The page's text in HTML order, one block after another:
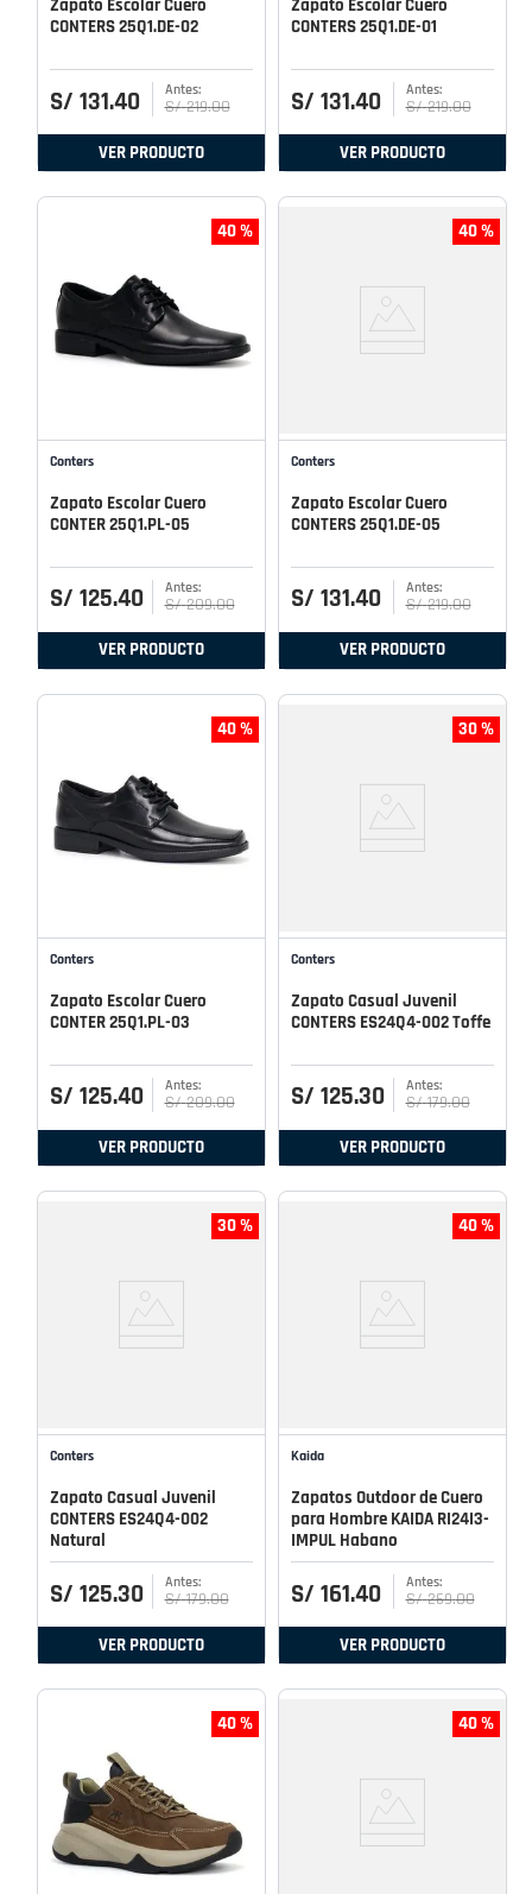
Zapato Escolar Cuero
CONTERS 25Q1.DE-02
S/ 131.40 S/ 219.00
VER PRODUCTO
Zapato Escolar Cuero
CONTERS 25Q1.DE-01
S/ 131.40 S/ 219.00
VER PRODUCTO
40 %
Conters
Zapato Escolar Cuero
CONTER 25Q1.PL-05
S/ 125.40 S/ 209.00
VER PRODUCTO
40 %
Conters
Zapato Escolar Cuero
CONTERS 25Q1.DE-05
S/ 131.40 S/ 219.00
VER PRODUCTO
40 %
Conters
Zapato Escolar Cuero
CONTER 25Q1.PL-03
S/ 125.40 S/ 209.00
VER PRODUCTO
30 %
Conters
Zapato Casual Juvenil
CONTERS ES24Q4-002 Toffe
S/ 125.30 S/ 179.00
VER PRODUCTO
30 %
Conters
Zapato Casual Juvenil
CONTERS ES24Q4-002
Natural
S/ 125.30 S/ 179.00
VER PRODUCTO
40 %
Kaida
Zapatos Outdoor de Cuero
para Hombre KAIDA RI24I3-
IMPUL Habano
S/ 161.40 S/ 269.00
VER PRODUCTO
40 % 40 %